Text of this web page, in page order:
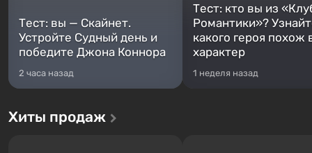
Тест: вы — Скайнет.
Устройте Судный день и
победите Джона Коннора
2 часа назад
Тест: кто вы из
Романтики»?
какого героя похож
характер
1 неделя назад
Хиты продаж